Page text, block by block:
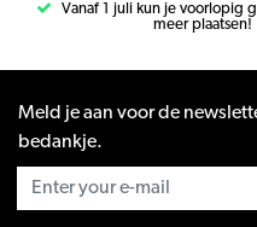
Vanaf 1 juli kun je voorlopig
meer plaatsen!
Meld je aan voor de
bedankje.